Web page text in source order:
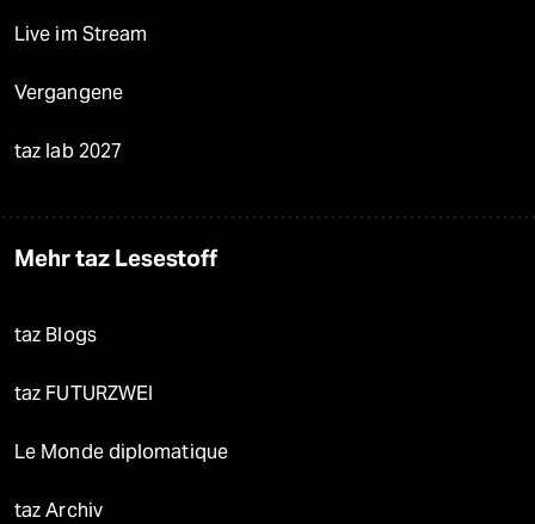
Live im Stream
Vergangene
taz lab 2027
Mehr taz Lesestoff
taz Blogs
taz FUTURZWEI
Le Monde diplomatique
taz Archiv